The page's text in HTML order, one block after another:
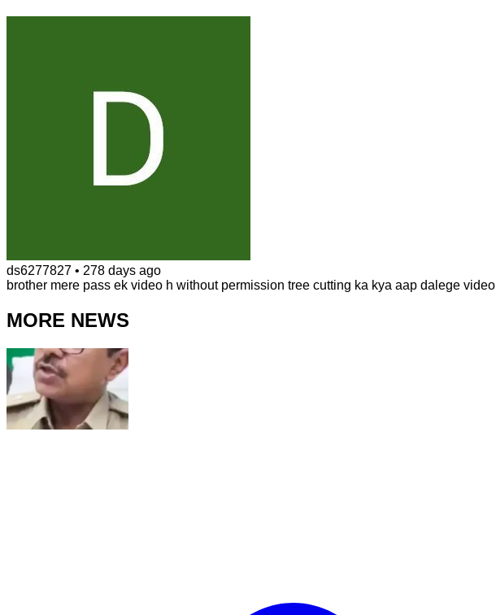
ds6277827 • 278 days ago
brother mere pass ek video h without permission tree cutting ka kya aap dalege video
MORE NEWS